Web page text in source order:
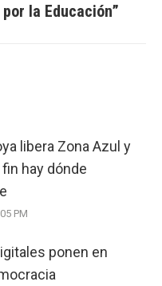
la Educación”
libera Zona Azul y
hay dónde
PM
ponen en